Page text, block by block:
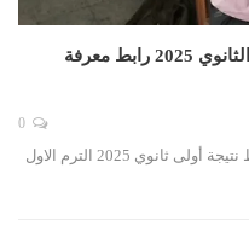
معني ألوان بطاقة نتيجة الصف الأول الثانوي 2025 رابط معرفة
نشرت وزارة التربية والتعليم في مصر ، رابط نتيجة أولى ثانوي 2025 الترم الاول